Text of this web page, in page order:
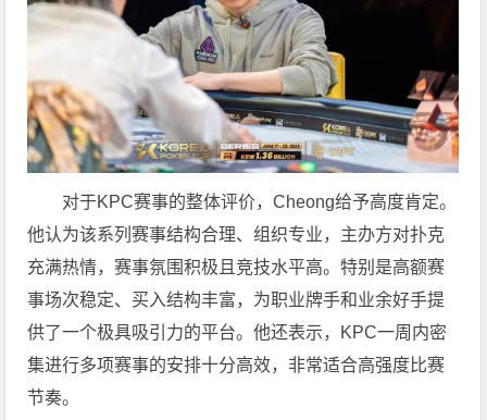
对于KPC赛事的整体评价，Cheong给予高度肯定。
他认为该系列赛事结构合理、组织专业，主办方对扑克
充满热情，赛事氛围积极且竞技水平高。特别是高额赛
事场次稳定、买入结构丰富，为职业牌手和业余好手提
供了一个极具吸引力的平台。他还表示，KPC一周内密
集进行多项赛事的安排十分高效，非常适合高强度比赛
节奏。